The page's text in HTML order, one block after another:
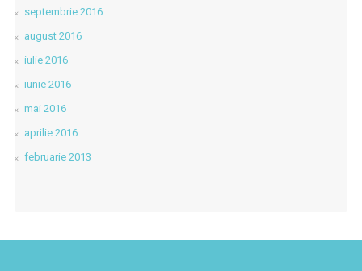
septembrie 2016
august 2016
iulie 2016
iunie 2016
mai 2016
aprilie 2016
februarie 2013